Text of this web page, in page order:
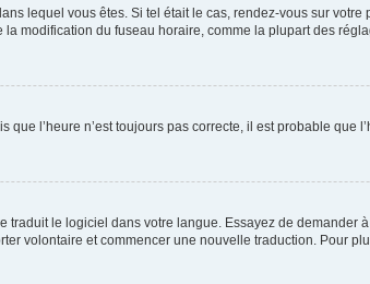
lequel vous êtes. Si tel était le cas, rendez-vous sur
modification du fuseau horaire, comme la plupart des
que l’heure n’est toujours pas correcte, il est probable
traduit le logiciel dans votre langue. Essayez de
volontaire et commencer une nouvelle traduction. Pour